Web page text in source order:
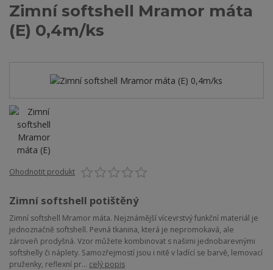
Zimní softshell Mramor máta
(E) 0,4m/ks
Ohodnotit produkt
Zimní softshell potištěný
Zimní softshell Mramor máta. Nejznámější vícevrstvý funkční materiál je
jednoznačně softshell. Pevná tkanina, která je nepromokavá, ale
zároveň prodyšná. Vzor můžete kombinovat s našimi jednobarevnými
softshelly či náplety. Samozřejmostí jsou i nitě v ladící se barvě, lemovací
pruženky, reflexní pr... celý popis